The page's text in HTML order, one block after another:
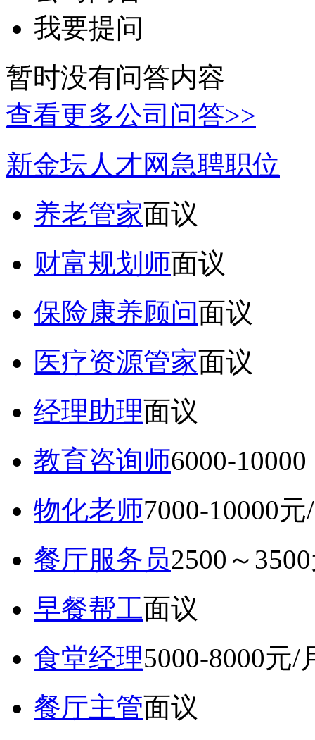
我要提问
暂时没有问答内容
查看更多公司问答>>
新金坛人才网急聘职位
养老管家面议
财富规划师面议
保险康养顾问面议
医疗资源管家面议
经理助理面议
教育咨询师6000-
物化老师7000-10000元
餐厅服务员2500～
早餐帮工面议
食堂经理5000-8000元/
餐厅主管面议